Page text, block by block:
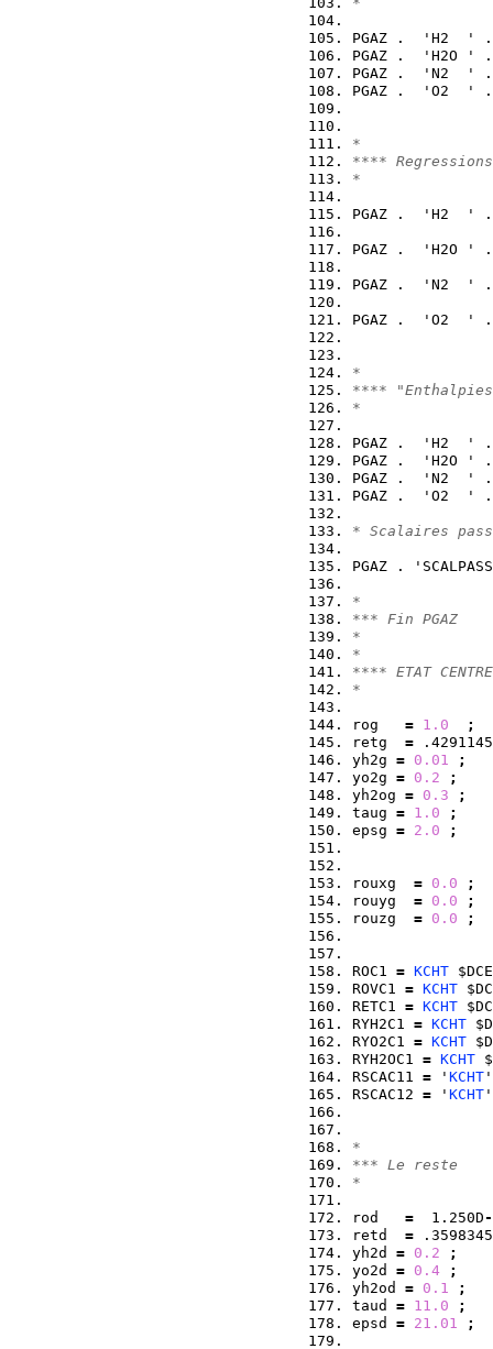
PGAZ .  'H2
PGAZ .  'H2O
PGAZ .  'N2
PGAZ .  'O2
*
****
*
PGAZ .  'H2
PGAZ .  'H2O
PGAZ .  'N2
PGAZ .  'O2
*
****
*
PGAZ .  'H2  '
PGAZ .  'H2O '
PGAZ .  'N2  '
PGAZ .  'O2  '
* Scalaires
PGAZ .
*
*** Fin PGAZ
*
*
**** ETAT CENTRE
*
rog = 1.0
;
retg =
yh2g = 0.01
;
yo2g = 0.2
;
yh2og = 0.3
;
taug = 1.0
;
epsg = 2.0 ;
rouxg = 0.0
;
rouyg = 0.0
;
rouzg = 0.0 ;
ROC1 = KCHT
ROVC1 = KCHT
RETC1 = KCHT
RYH2C1 = KCHT
RYO2C1 = KCHT
RYH2OC1 = KCHT
RSCAC11 = ' KCHT
RSCAC12 = ' KCHT
*
*** Le reste
*
rod =
  1.250D
-
retd =
yh2d = 0.2
;
yo2d = 0.4
;
yh2od = 0.1
;
taud = 11.0
;
epsd = 21.01 ;